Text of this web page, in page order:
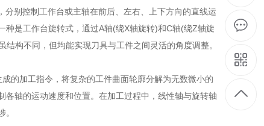
别控制工作台或主轴在前后、左右、上下方向的直线运
是工作台旋转式，通过A轴(绕X轴旋转)和C轴(绕Z轴旋
构不同，但均能实现刀具与工件之间灵活的角度调整。
加工指令，将复杂的工件曲面轮廓分解为无数微小的
轴的运动速度和位置。在加工过程中，线性轴与旋转轴